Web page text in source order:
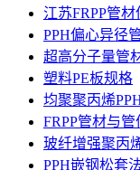
江苏FRPP管材
PPH偏心异径
超高分子量管
塑料PE板规格
均聚聚丙烯
FRPP管材与
玻纤增强聚丙
PPH嵌钢松套